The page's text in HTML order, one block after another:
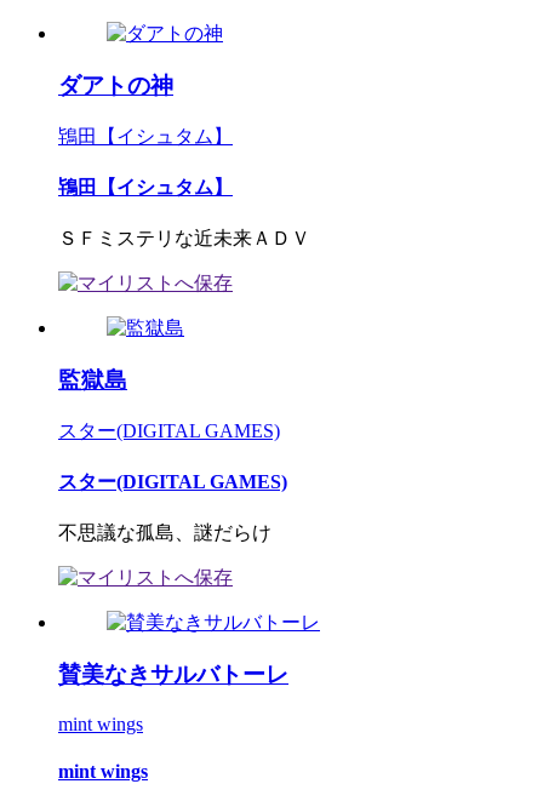
ダアトの神
鴇田【イシュタム】
鴇田【イシュタム】
ＳＦミステリな近未来ＡＤＶ
監獄島
スター(DIGITAL GAMES)
スター(DIGITAL GAMES)
不思議な孤島、謎だらけ
賛美なきサルバトーレ
mint wings
mint wings